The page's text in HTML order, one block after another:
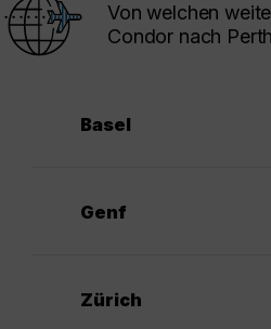
Von welchen
Condor nach
Basel
Genf
Zürich